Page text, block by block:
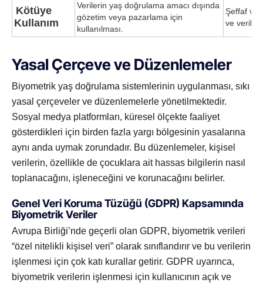
Kötüye
Kullanım
Verilerin yaş doğrulama amacı dışında
gözetim veya pazarlama için
kullanılması.
Şeffaf veri
ve
Yasal Çerçeve ve Düzenlemeler
Biyometrik yaş doğrulama sistemlerinin uygulanması, sıkı
yasal çerçeveler ve düzenlemelerle yönetilmektedir.
Sosyal medya platformları, küresel ölçekte faaliyet
gösterdikleri için birden fazla yargı bölgesinin yasalarına
aynı anda uymak zorundadır. Bu düzenlemeler, kişisel
verilerin, özellikle de çocuklara ait hassas bilgilerin nasıl
toplanacağını, işleneceğini ve korunacağını belirler.
Genel Veri Koruma Tüzüğü (GDPR) Kapsamında
Biyometrik Veriler
Avrupa Birliği’nde geçerli olan GDPR, biyometrik verileri
“özel nitelikli kişisel veri” olarak sınıflandırır ve bu verilerin
işlenmesi için çok katı kurallar getirir. GDPR uyarınca,
biyometrik verilerin işlenmesi için kullanıcının açık ve